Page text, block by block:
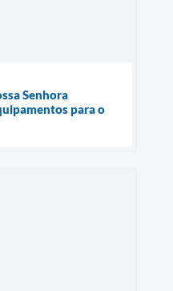
Senhora
para o